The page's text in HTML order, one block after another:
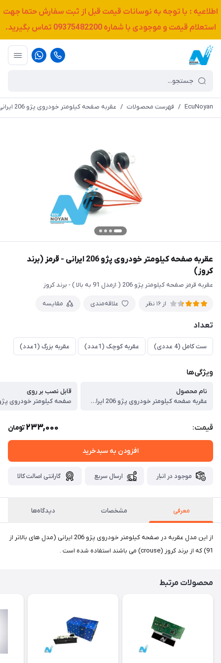
اطلاعیه : با توجه به نوسانات قیمت قبل از ثبت سفارش حتما جهت
استعلام قیمت و موجودی با شماره09375482200 تماس بگیرید.
EcuNoyan
/ فهرست محصولات / عقربه صفحه کیلومتر خودروی پژو 206 ایرانی - قرمز (برند کروز)
عقربه صفحه کیلومتر خودروی پژو 206 ایرانی - قرمز (برند
کروز)
عقربه قرمز صفحه کیلومتر پژو 206 ( ازمدل 91 به بالا ) - برند کروز
از 16 نظر علاقه‌مندی مقایسه
تعداد
ست کامل (4 عددی) عقربه کوچک (1عدد) عقربه بزرگ (1عدد)
ویژگی‌ها
نام محصول
عقربه صفحه کیلومتر خودروی پژو 206 ایرانی
قابل نصب بر روی
قیمت: 233,000تومان
افزودن به سبدخرید
موجود در انبار ارسال سریع گارانتی اصالت کالا
معرفی مشخصات دیدگاه‌ها
از این مدل عقربه در صفحه کیلومتر خودروی پژو 206 ایرانی (مدل های بالاتر از
91) که از برند کروز (crouse) می باشند استفاده شده است .
محصولات مرتبط